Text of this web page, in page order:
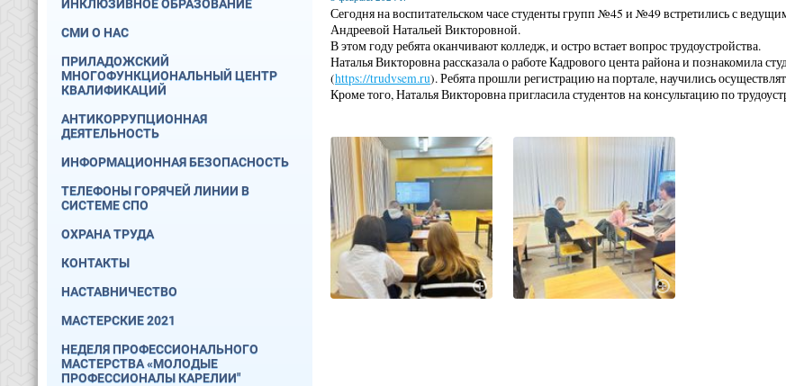
ИНКЛЮЗИВНОЕ ОБРАЗОВАНИЕ
СМИ О НАС
ПРИЛАДОЖСКИЙ
МНОГОФУНКЦИОНАЛЬНЫЙ ЦЕНТР
КВАЛИФИКАЦИЙ
АНТИКОРРУПЦИОННАЯ
ДЕЯТЕЛЬНОСТЬ
ИНФОРМАЦИОННАЯ БЕЗОПАСНОСТЬ
ТЕЛЕФОНЫ ГОРЯЧЕЙ ЛИНИИ В
СИСТЕМЕ СПО
ОХРАНА ТРУДА
КОНТАКТЫ
НАСТАВНИЧЕСТВО
МАСТЕРСКИЕ 2021
НЕДЕЛЯ ПРОФЕССИОНАЛЬНОГО
МАСТЕРСТВА «МОЛОДЫЕ
ПРОФЕССИОНАЛЫ КАРЕЛИИ"
Сегодня на воспитательском часе студенты групп №45 и №49 встретились с
Андреевой Натальей Викторовной.
В этом году ребята оканчивают колледж, и остро встает вопрос трудоустройства.
Наталья Викторовна рассказала о работе Кадрового цента района и познакомила
(https://trudvsem.ru). Ребята прошли регистрацию на портале, научились
Кроме того, Наталья Викторовна пригласила студентов на консультацию по